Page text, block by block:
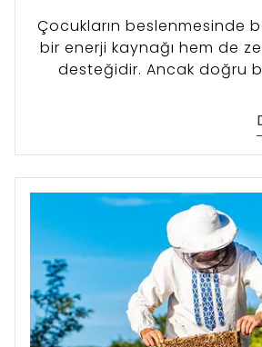
Çocukların beslenmesinde
bir enerji kaynağı hem de
desteğidir. Ancak doğru
önemlidir. Arıvital
ebeveynlerden en çok
birini yanıtlıyoruz:
seçerken nelere dikkat
seçimi güvenle
kriterleri Arıvital ailesi
derledik.